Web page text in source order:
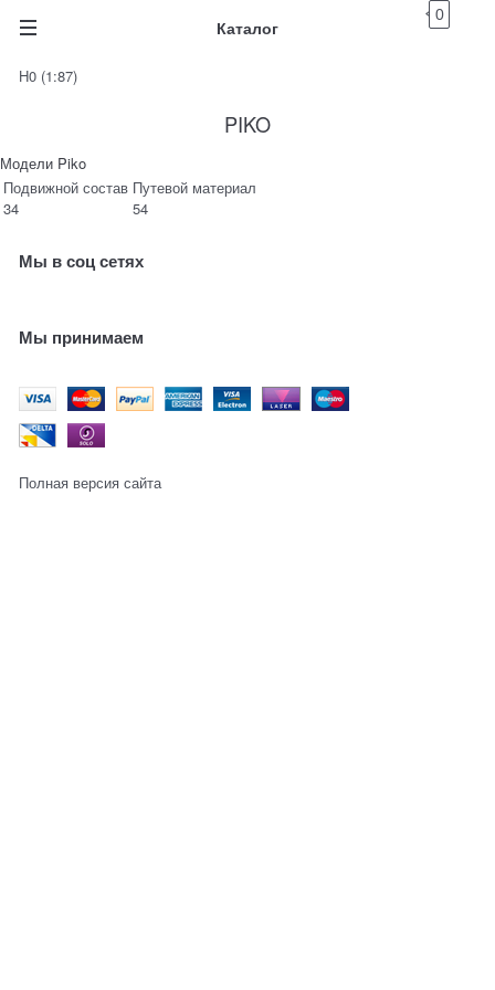
Каталог
0
H0 (1:87)
PIKO
Модели Piko
Подвижной состав
34
Путевой материал
54
Мы в соц сетях
Мы принимаем
Полная версия сайта